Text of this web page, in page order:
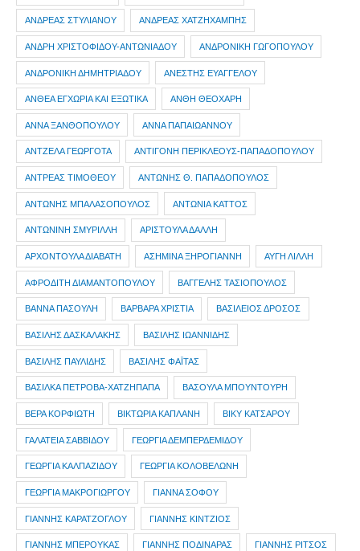
ΑΝΔΡΕΑΣ ΣΤΥΛΙΑΝΟΥ ΑΝΔΡΕΑΣ ΧΑΤΖΗΧΑΜΠΗΣ
ΑΝΔΡΗ ΧΡΙΣΤΟΦΙΔΟΥ-ΑΝΤΩΝΙΑΔΟΥ ΑΝΔΡΟΝΙΚΗ ΓΩΓΟΠΟΥΛΟΥ
ΑΝΔΡΟΝΙΚΗ ΔΗΜΗΤΡΙΑΔΟΥ ΑΝΕΣΤΗΣ ΕΥΑΓΓΕΛΟΥ
ΑΝΘΕΑ ΕΓΧΩΡΙΑ ΚΑΙ ΕΞΩΤΙΚΑ ΑΝΘΗ ΘΕΟΧΑΡΗ
ΑΝΝΑ ΞΑΝΘΟΠΟΥΛΟΥ ΑΝΝΑ ΠΑΠΑΙΩΑΝΝΟΥ
ΑΝΤΖΕΛΑ ΓΕΩΡΓΟΤΑ ΑΝΤΙΓΟΝΗ ΠΕΡΙΚΛΕΟΥΣ-ΠΑΠΑΔΟΠΟΥΛΟΥ
ΑΝΤΡΕΑΣ ΤΙΜΟΘΕΟΥ ΑΝΤΩΝΗΣ Θ. ΠΑΠΑΔΟΠΟΥΛΟΣ
ΑΝΤΩΝΗΣ ΜΠΑΛΑΣΟΠΟΥΛΟΣ ΑΝΤΩΝΙΑ ΚΑΤΤΟΣ
ΑΝΤΩΝΙΝΗ ΣΜΥΡΙΛΛΗ ΑΡΙΣΤΟΥΛΑ ΔΑΛΛΗ
ΑΡΧΟΝΤΟΥΛΑ ΔΙΑΒΑΤΗ ΑΣΗΜΙΝΑ ΞΗΡΟΓΙΑΝΝΗ ΑΥΓΗ ΛΙΛΛΗ
ΑΦΡΟΔΙΤΗ ΔΙΑΜΑΝΤΟΠΟΥΛΟΥ ΒΑΓΓΕΛΗΣ ΤΑΣΙΟΠΟΥΛΟΣ
ΒΑΝΝΑ ΠΑΣΟΥΛΗ ΒΑΡΒΑΡΑ ΧΡΙΣΤΙΑ ΒΑΣΙΛΕΙΟΣ ΔΡΟΣΟΣ
ΒΑΣΙΛΗΣ ΔΑΣΚΑΛΑΚΗΣ ΒΑΣΙΛΗΣ ΙΩΑΝΝΙΔΗΣ
ΒΑΣΙΛΗΣ ΠΑΥΛΙΔΗΣ ΒΑΣΙΛΗΣ ΦΑΪΤΑΣ
ΒΑΣΙΛΚΑ ΠΕΤΡΟΒΑ-ΧΑΤΖΗΠΑΠΑ ΒΑΣΟΥΛΑ ΜΠΟΥΝΤΟΥΡΗ
ΒΕΡΑ ΚΟΡΦΙΩΤΗ ΒΙΚΤΩΡΙΑ ΚΑΠΛΑΝΗ ΒΙΚΥ ΚΑΤΣΑΡΟΥ
ΓΑΛΑΤΕΙΑ ΣΑΒΒΙΔΟΥ ΓΕΩΡΓΙΑ ΔΕΜΠΕΡΔΕΜΙΔΟΥ
ΓΕΩΡΓΙΑ ΚΑΛΠΑΖΙΔΟΥ ΓΕΩΡΓΙΑ ΚΟΛΟΒΕΛΩΝΗ
ΓΕΩΡΓΙΑ ΜΑΚΡΟΓΙΩΡΓΟΥ ΓΙΑΝΝΑ ΣΟΦΟΥ
ΓΙΑΝΝΗΣ ΚΑΡΑΤΖΟΓΛΟΥ ΓΙΑΝΝΗΣ ΚΙΝΤΖΙΟΣ
ΓΙΑΝΝΗΣ ΜΠΕΡΟΥΚΑΣ ΓΙΑΝΝΗΣ ΠΟΔΙΝΑΡΑΣ ΓΙΑΝΝΗΣ ΡΙΤΣΟΣ